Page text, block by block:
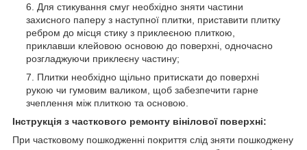
Для стикування смуг необхідно зняти частини
захисного паперу з наступної плитки, приставити плитку
ребром до місця стику з приклеєною плиткою,
приклавши клейовою основою до поверхні, одночасно
розгладжуючи приклеєну частину;
Плитки необхідно щільно притискати до поверхні
рукою чи гумовим валиком, щоб забезпечити гарне
зчеплення між плиткою та основою.
Інструкція з часткового ремонту вінілової поверхні:
При частковому пошкодженні покриття слід зняти пошкоджену